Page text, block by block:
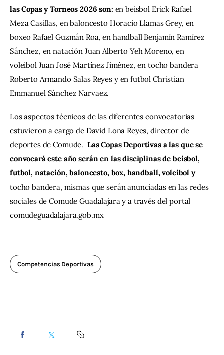
las Copas y Torneos 2026 son: en beisbol Erick Rafael
Meza Casillas, en baloncesto Horacio Llamas Grey, en
boxeo Rafael Guzmán Roa, en handball Benjamín Ramírez
Sánchez, en natación Juan Alberto Yeh Moreno, en
voleibol Juan José Martínez Jiménez, en tocho bandera
Roberto Armando Salas Reyes y en futbol Christian
Emmanuel Sánchez Narvaez.
Los aspectos técnicos de las diferentes convocatorias
estuvieron a cargo de David Lona Reyes, director de
deportes de Comude. Las Copas Deportivas a las que se
convocará este año serán en las disciplinas de beisbol,
futbol, natación, baloncesto, box, handball, voleibol y
tocho bandera, mismas que serán anunciadas en las redes
sociales de Comude Guadalajara y a través del portal
comudeguadalajara.gob.mx
Competencias Deportivas